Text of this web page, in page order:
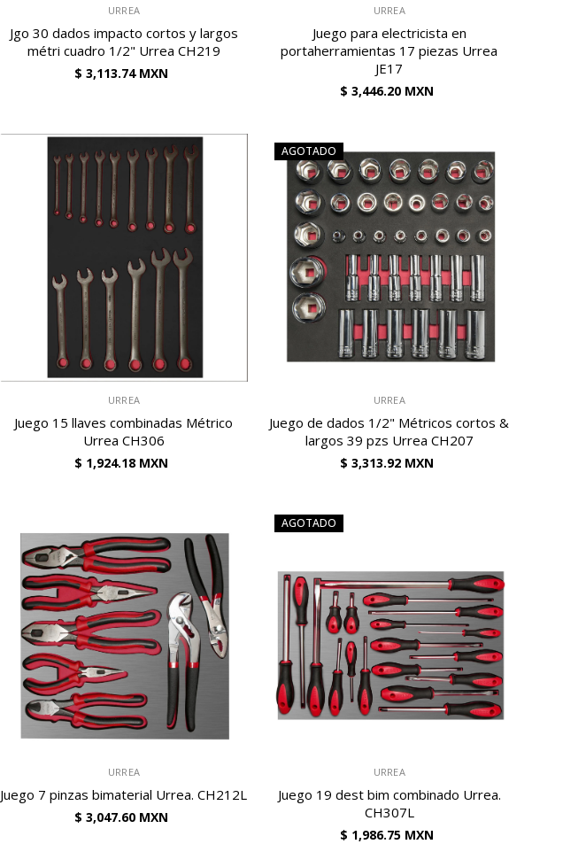
URREA
Jgo 30 dados impacto cortos y largos
métri cuadro 1/2" Urrea CH219
$ 3,113.74 MXN
URREA
Juego para electricista en
portaherramientas 17 piezas Urrea
JE17
$ 3,446.20 MXN
URREA
Juego 15 llaves combinadas Métrico
Urrea CH306
$ 1,924.18 MXN
AGOTADO
URREA
Juego de dados 1/2" Métricos cortos &
largos 39 pzs Urrea CH207
$ 3,313.92 MXN
URREA
Juego 7 pinzas bimaterial Urrea. CH212L
$ 3,047.60 MXN
AGOTADO
URREA
Juego 19 dest bim combinado Urrea.
CH307L
$ 1,986.75 MXN